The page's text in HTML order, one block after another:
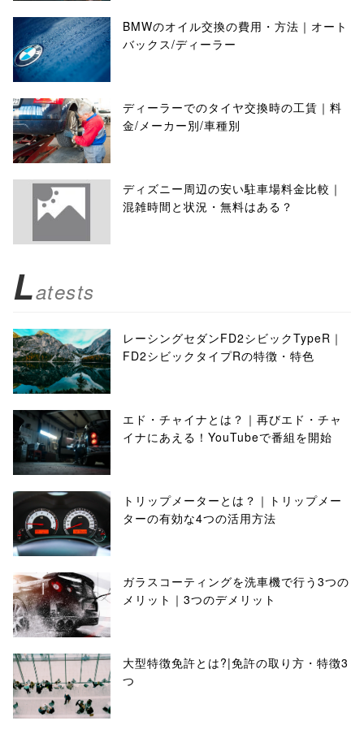
BMWのオイル交換の費用・方法｜オート
バックス/ディーラー
ディーラーでのタイヤ交換時の工賃｜料
金/メーカー別/車種別
ディズニー周辺の安い駐車場料金比較｜
混雑時間と状況・無料はある？
Latests
レーシングセダンFD2シビックTypeR｜
FD2シビックタイプRの特徴・特色
エド・チャイナとは？｜再びエド・チャ
イナにあえる！YouTubeで番組を開始
トリップメーターとは？｜トリップメー
ターの有効な4つの活用方法
ガラスコーティングを洗車機で行う3つの
メリット｜3つのデメリット
大型特徴免許とは?|免許の取り方・特徴3
つ